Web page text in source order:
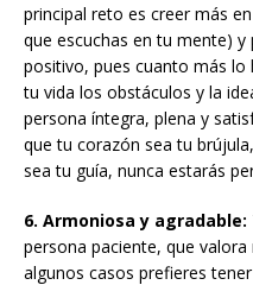
principal reto es creer más
que escuchas en tu mente)
positivo, pues cuanto más lo
tu vida los obstáculos y la
persona íntegra, plena y
que tu corazón sea tu
sea tu guía, nunca estarás
6. Armoniosa y agradable:
persona paciente, que
algunos casos prefieres